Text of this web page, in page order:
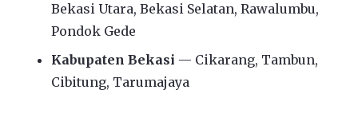
Bekasi Utara, Bekasi Selatan, Rawalumbu,
Pondok Gede
Kabupaten Bekasi — Cikarang, Tambun,
Cibitung, Tarumajaya